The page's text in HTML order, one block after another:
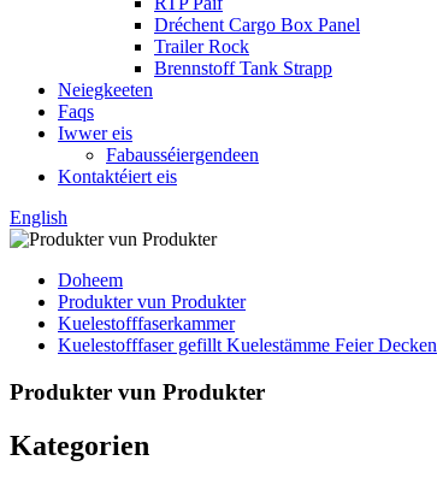
Dréchent Cargo Box Panel
Trailer Rock
Brennstoff Tank Strapp
Neiegkeeten
Faqs
Iwwer eis
Fabausséiergendeen
Kontaktéiert eis
English
Doheem
Produkter vun Produkter
Kuelestofffaserkammer
Kuelestofffaser gefillt Kuelestämme Feier Decken
Produkter vun Produkter
Kategorien